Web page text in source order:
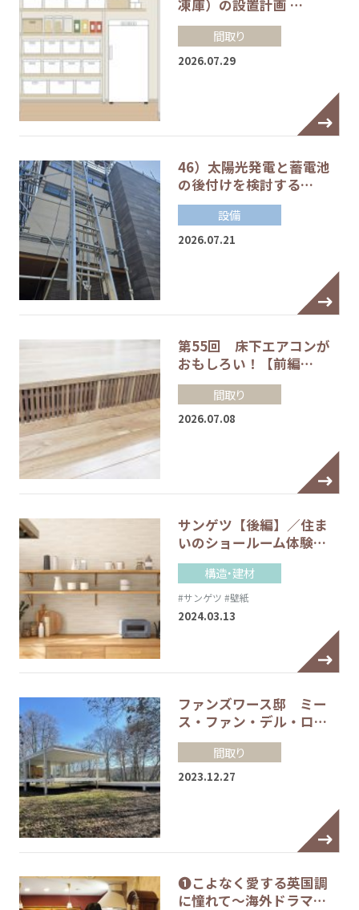
凍庫）の設置計画 …
間取り
2026.07.29
46）太陽光発電と蓄電池
の後付けを検討する…
設備
2026.07.21
第55回 床下エアコンが
おもしろい！【前編…
間取り
2026.07.08
サンゲツ【後編】／住ま
いのショールーム体験…
構造・建材
#サンゲツ #壁紙
2024.03.13
ファンズワース邸 ミー
ス・ファン・デル・ロ…
間取り
2023.12.27
❶こよなく愛する英国調
に憧れて～海外ドラマ…